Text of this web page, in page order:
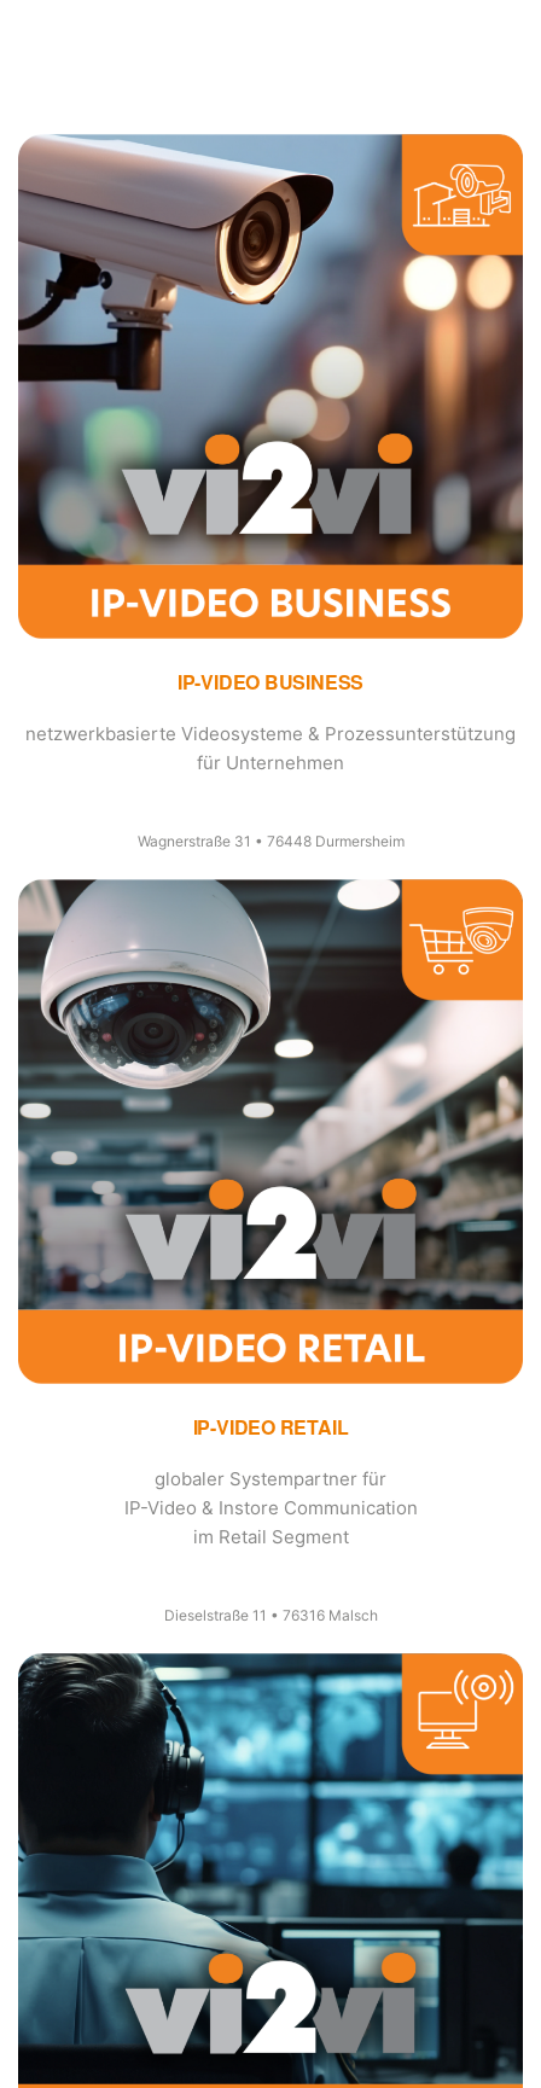
IP-VIDEO BUSINESS
netzwerkbasierte Videosysteme & Prozessunterstützung
für Unternehmen
Wagnerstraße 31 • 76448 Durmersheim
IP-VIDEO RETAIL
globaler Systempartner für
IP-Video & Instore Communication
im Retail Segment
Dieselstraße 11 • 76316 Malsch